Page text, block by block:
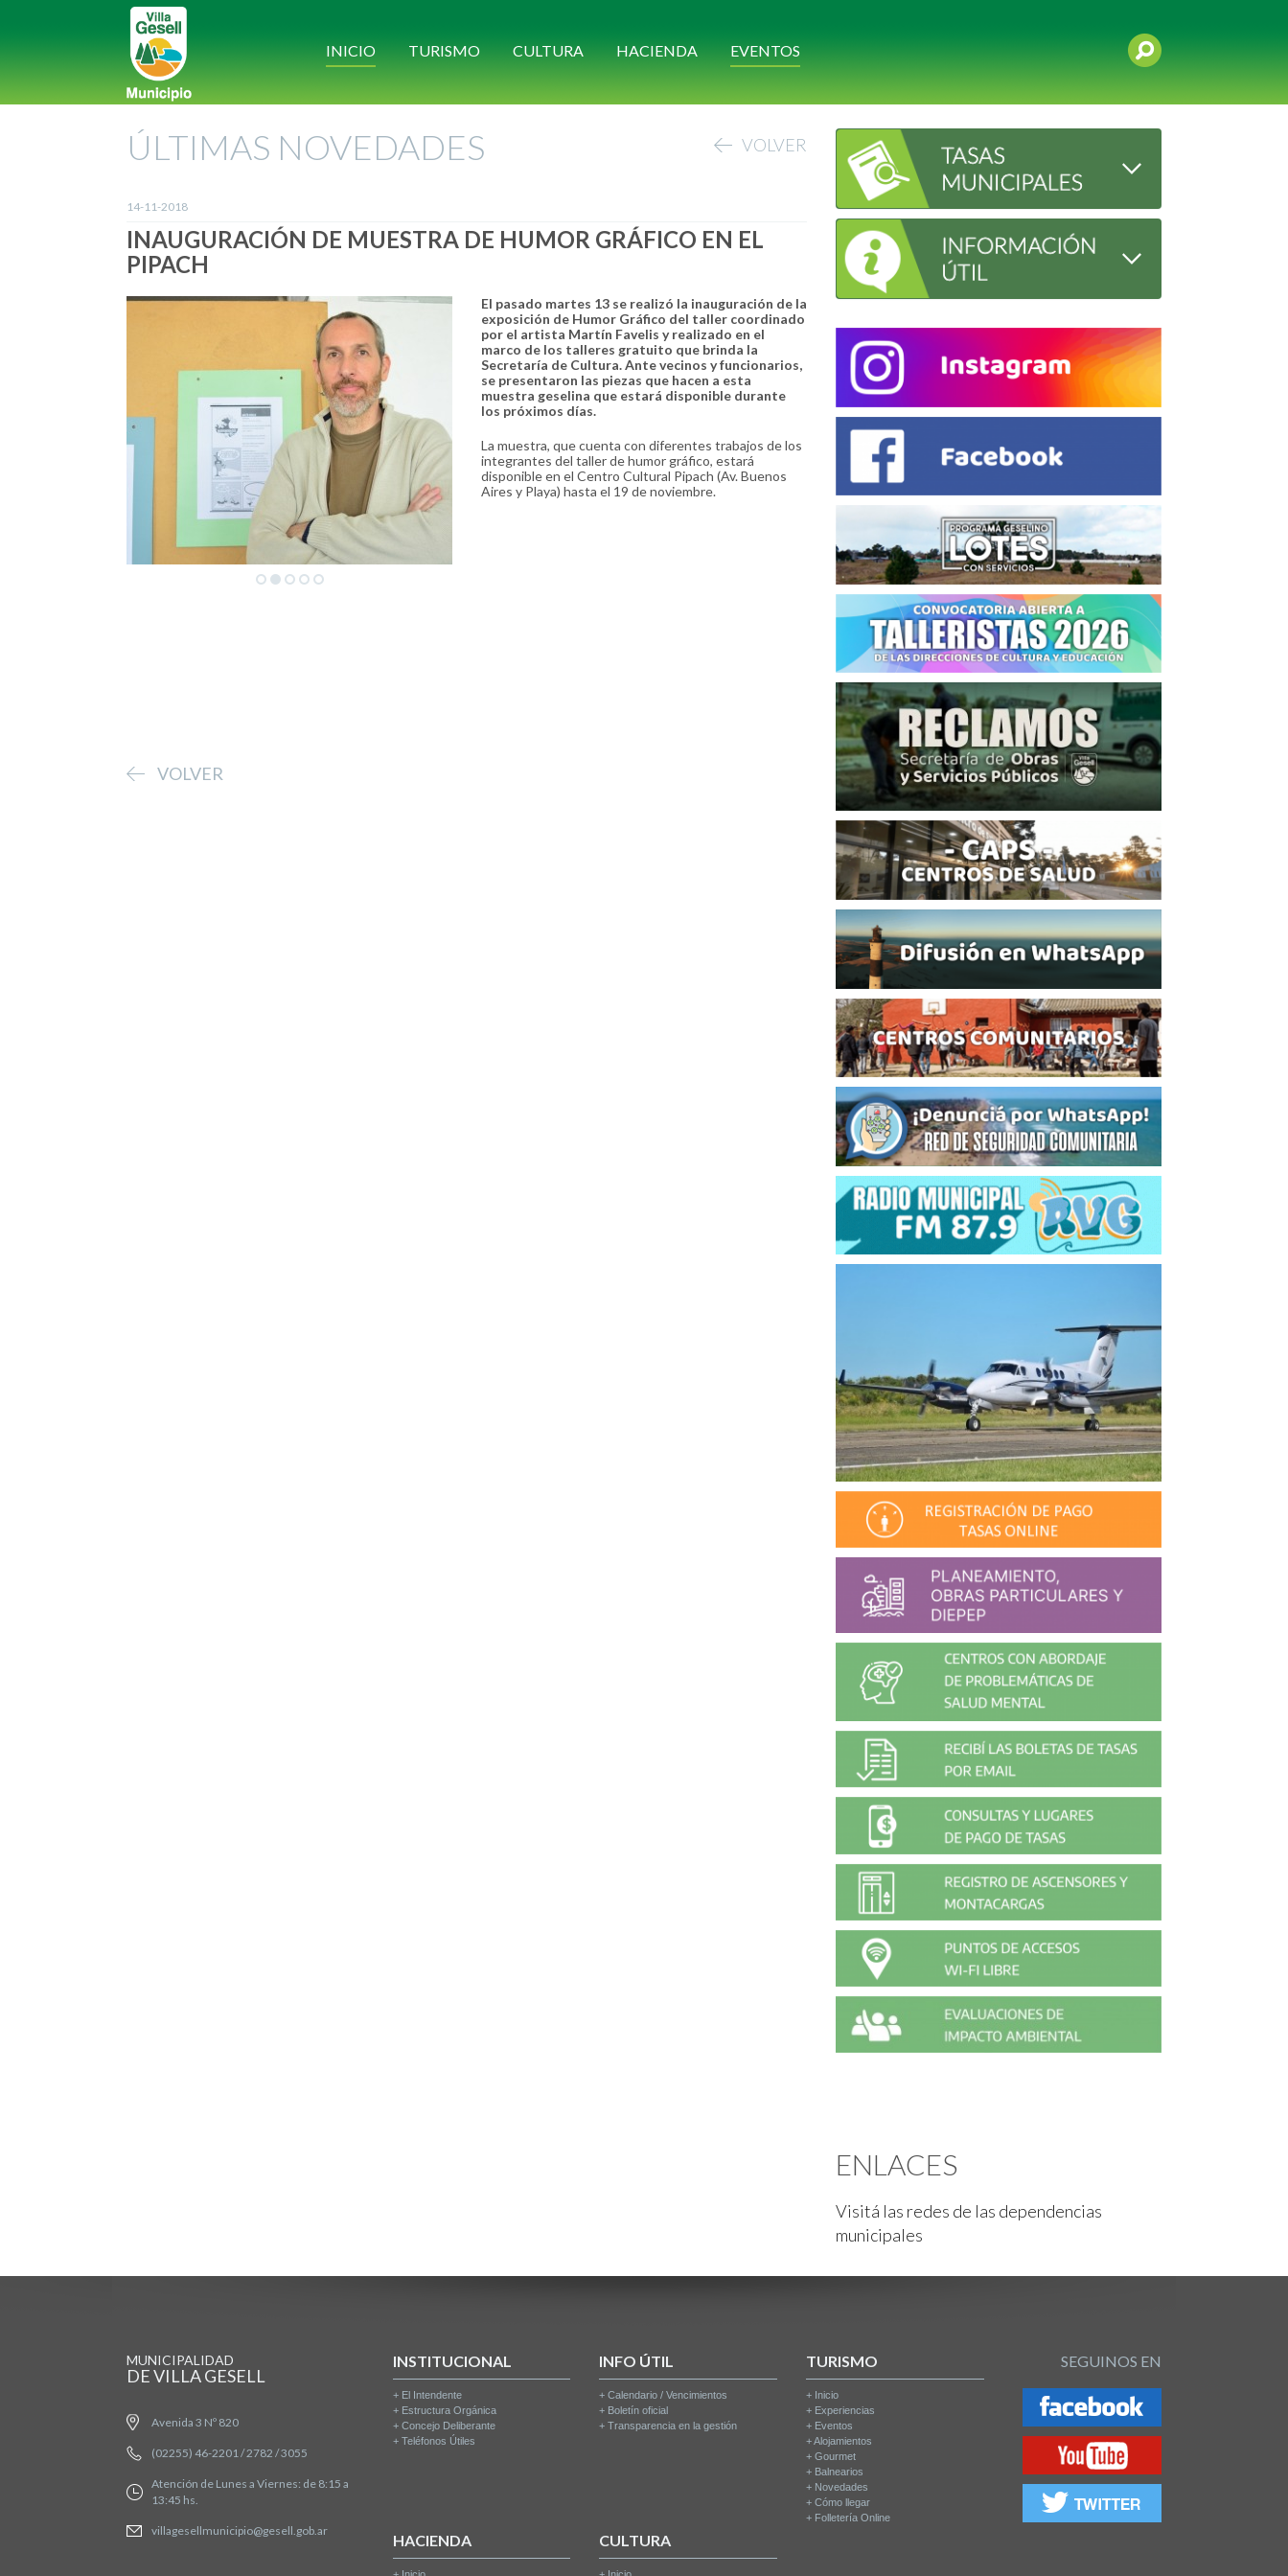
INICIO TURISMO CULTURA HACIENDA EVENTOS
ÚLTIMAS NOVEDADES VOLVER
14-11-2018
INAUGURACIÓN DE MUESTRA DE HUMOR GRÁFICO EN EL
PIPACH
El pasado martes 13 se realizó la inauguración de la
exposición de Humor Gráfico del taller coordinado
por el artista Martín Favelis y realizado en el
marco de los talleres gratuito que brinda la
Secretaría de Cultura. Ante vecinos y funcionarios,
se presentaron las piezas que hacen a esta
muestra geselina que estará disponible durante
los próximos días.
La muestra, que cuenta con diferentes trabajos de los
integrantes del taller de humor gráfico, estará
disponible en el Centro Cultural Pipach (Av. Buenos
Aires y Playa) hasta el 19 de noviembre.
VOLVER
ENLACES
Visitá las redes de las dependencias
municipales
MUNICIPALIDAD
DE VILLA GESELL
Avenida 3 Nº 820
(02255) 46-2201 / 2782 / 3055
Atención de Lunes a Viernes: de 8:15 a
13:45 hs.
villagesellmunicipio@gesell.gob.ar
INSTITUCIONAL
+ El Intendente
+ Estructura Orgánica
+ Concejo Deliberante
+ Teléfonos Útiles
INFO ÚTIL
+Calendario / Vencimientos
+ Boletín oficial
+Transparencia en la gestión
TURISMO
+ Inicio
+ Experiencias
+ Eventos
+Alojamientos
+Gourmet
+ Balnearios
+ Novedades
+Cómo llegar
+ Folletería Online
HACIENDA CULTURA
SEGUINOS EN